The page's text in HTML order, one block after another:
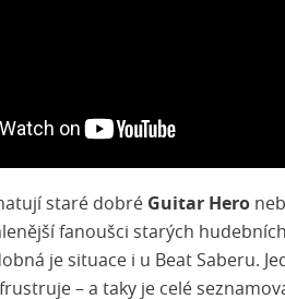
staré dobré Guitar Hero
fanoušci starých
je situace i u Beat Saberu.
– a taky je celé